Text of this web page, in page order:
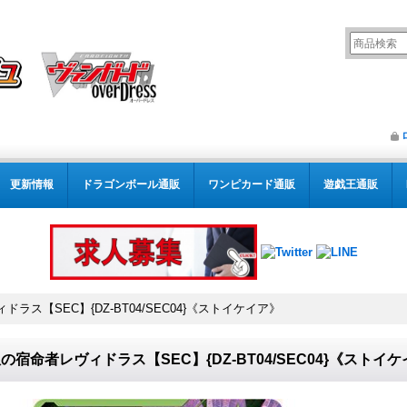
更新情報 ドラゴンボール通販 ワンピカード通販 遊戯王通販
ドラス【SEC】{DZ-BT04/SEC04}《ストイケイア》
宿命者レヴィドラス【SEC】{DZ-BT04/SEC04}《ストイケ